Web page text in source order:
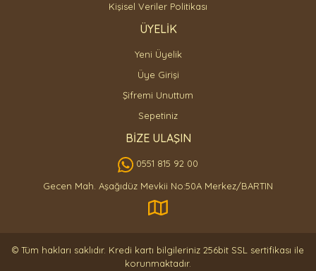
Kişisel Veriler Politikası
ÜYELİK
Yeni Üyelik
Üye Girişi
Şifremi Unuttum
Sepetiniz
BİZE ULAŞIN
0551 815 92 00
Gecen Mah. Aşağıdüz Mevkii No:50A Merkez/BARTIN
© Tüm hakları saklıdır. Kredi kartı bilgileriniz 256bit SSL sertifikası ile
korunmaktadır.